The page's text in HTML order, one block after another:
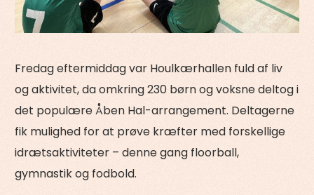
Fredag eftermiddag var Houlkærhallen fuld af liv
og aktivitet, da omkring 230 børn og voksne deltog i
det populære Åben Hal-arrangement. Deltagerne
fik mulighed for at prøve kræfter med forskellige
idrætsaktiviteter – denne gang floorball,
gymnastik og fodbold.